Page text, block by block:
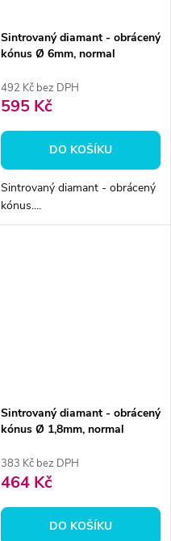
Sintrovaný diamant - obrácený
kónus Ø 6mm, normal
492 Kč bez DPH
595 Kč
DO KOŠÍKU
Sintrovaný diamant - obrácený
kónus....
Sintrovaný diamant - obrácený
kónus Ø 1,8mm, normal
383 Kč bez DPH
464 Kč
DO KOŠÍKU